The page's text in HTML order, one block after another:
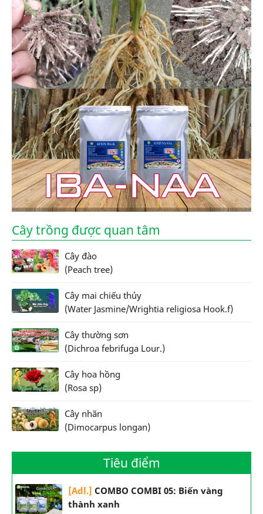
Cây trồng được quan tâm
Cây đào
(Peach tree)
Cây mai chiếu thủy
(Water Jasmine/Wrightia religiosa Hook.f)
Cây thường sơn
(Dichroa febrifuga Lour.)
Cây hoa hồng
(Rosa sp)
Cây nhãn
(Dimocarpus longan)
Tiêu điểm
[Adl.] COMBO COMBI 05: Biến vàng
thành xanh